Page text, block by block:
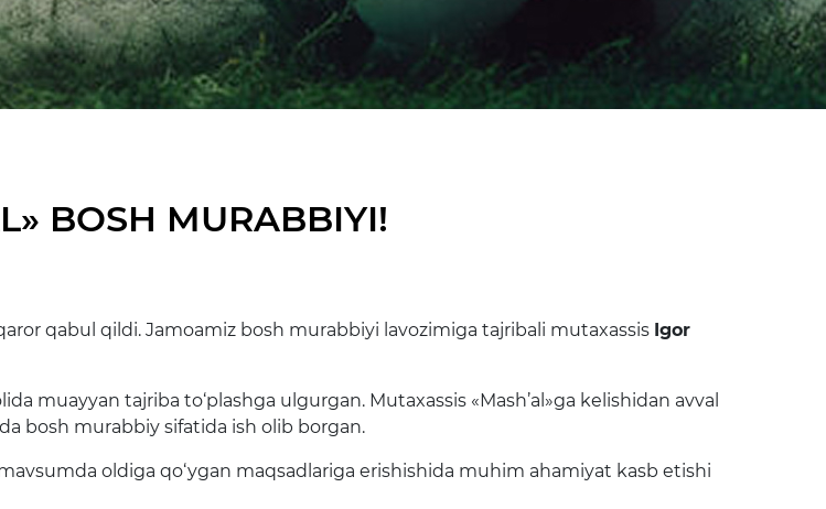
BOSH MURABBIYI!
qabul qildi. Jamoamiz bosh murabbiyi lavozimiga tajribali mutaxassis Igor
muayyan tajriba to‘plashga ulgurgan. Mutaxassis «Mash’al»ga kelishidan avval
bosh murabbiy sifatida ish olib borgan.
oldiga qo‘ygan maqsadlariga erishishida muhim ahamiyat kasb etishi